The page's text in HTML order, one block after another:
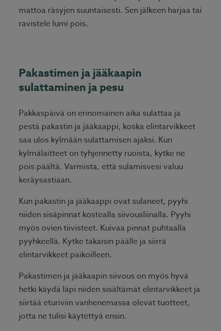
mattoa räsyjen suuntaisesti. Sen jälkeen harjaa tai
ravistele lumi pois.
Pakastimen ja jääkaapin
sulattaminen ja pesu
Pakkaspäivä on erinomainen aika sulattaa ja
pestä pakastin ja jääkaappi, koska elintarvikkeet
saa ulos kylmään sulattamisen ajaksi. Kun
kylmälaitteet on tyhjennetty ruoista, kytke ne
pois päältä. Varmista, että sulamisvesi valuu
keräysastiaan.
Kun pakastin ja jääkaappi ovat sulaneet, pyyhi
niiden sisäpinnat kostealla siivousliinalla. Pyyhi
myös ovien tiivisteet. Kuivaa pinnat puhtaalla
pyyhkeellä. Kytke takaisin päälle ja siirrä
elintarvikkeet paikoilleen.
Pakastimen ja jääkaapin siivous on myös hyvä
hetki käydä läpi niiden sisältämät elintarvikkeet ja
siirtää eturiviin vanhenemassa olevat tuotteet,
jotta ne tulisi käytettyä ensin.